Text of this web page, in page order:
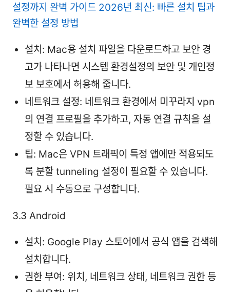
설정까지 완벽 가이드 2026년 최신: 빠른 설치 팁과
완벽한 설정 방법
설치: Mac용 설치 파일을 다운로드하고 보안 경
고가 나타나면 시스템 환경설정의 보안 및 개인정
보 보호에서 허용해 줍니다.
네트워크 설정: 네트워크 환경에서 미꾸라지 vpn
의 연결 프로필을 추가하고, 자동 연결 규칙을 설
정할 수 있습니다.
팁: Mac은 VPN 트래픽이 특정 앱에만 적용되도
록 분할 tunneling 설정이 필요할 수 있습니다.
필요 시 수동으로 구성합니다.
3.3 Android
설치: Google Play 스토어에서 공식 앱을 검색해
설치합니다.
권한 부여: 위치, 네트워크 상태, 네트워크 권한 등